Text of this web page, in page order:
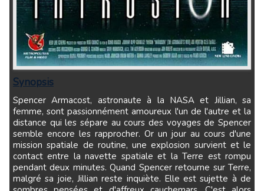
Synopsis
Spencer Armacost, astronaute à la NASA et Jillian, sa
femme, sont passionnément amoureux l'un de l'autre et la
distance qui les sépare au cours des voyages de Spencer
semble encore les rapprocher. Or un jour au cours d'une
mission spatiale de routine, une explosion survient et le
contact entre la navette spatiale et la Terre est rompu
pendant deux minutes. Quand Spencer retourne sur Terre,
malgré sa joie, Jillian reste inquiète. Elle est sujette à de